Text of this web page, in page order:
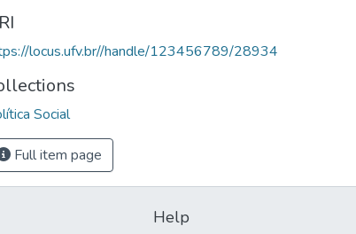
locus.ufv.br//handle/123456789/28934
Social
Full item page
Help